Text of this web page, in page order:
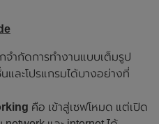
จำกัดการทำงานแบบเต็มรูป
และโปรแกรมได้บางอย่างที่
คือ เข้าสู่เซฟโหมด แต่เปิด